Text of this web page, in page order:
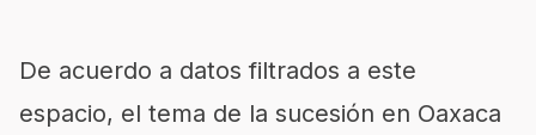
De acuerdo a datos filtrados a este
espacio, el tema de la sucesión en Oaxaca